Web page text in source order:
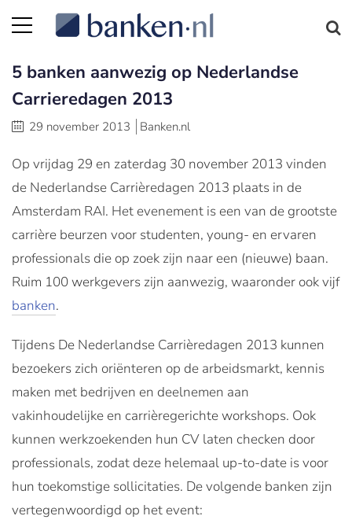
5 banken aanwezig op Nederlandse
Carrieredagen 2013
29 november 2013 Banken.nl
Op vrijdag 29 en zaterdag 30 november 2013 vinden
de Nederlandse Carrièredagen 2013 plaats in de
Amsterdam RAI. Het evenement is een van de grootste
carrière beurzen voor studenten, young- en ervaren
professionals die op zoek zijn naar een (nieuwe) baan.
Ruim 100 werkgevers zijn aanwezig, waaronder ook vijf
banken.
Tijdens De Nederlandse Carrièredagen 2013 kunnen
bezoekers zich oriënteren op de arbeidsmarkt, kennis
maken met bedrijven en deelnemen aan
vakinhoudelijke en carrièregerichte workshops. Ook
kunnen werkzoekenden hun CV laten checken door
professionals, zodat deze helemaal up-to-date is voor
hun toekomstige sollicitaties. De volgende banken zijn
vertegenwoordigd op het event: